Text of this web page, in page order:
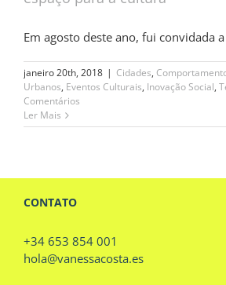
Em agosto deste ano, fui convidada
janeiro 20th, 2018 | Cidades,
Urbanos, Eventos Culturais, Inovação Social,
Comentários
Ler Mais
CONTATO
+34 653 854 001
hola@vanessacosta.es